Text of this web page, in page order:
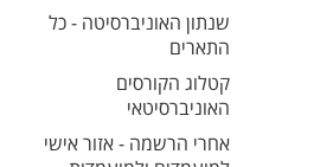
שנתון האוניברסיטה - כל
התארים
קטלוג הקורסים
האוניברסיטאי
אחרי הרשמה - אזור אישי